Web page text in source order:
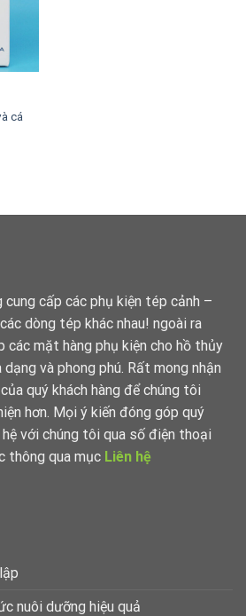
cá
cung cấp các phụ kiện tép cảnh –
dòng tép khác nhau! ngoài ra
các mặt hàng phụ kiện cho hồ thủy
và phong phú. Rất mong nhận
quý khách hàng để chúng tôi
hơn. Mọi ý kiến đóng góp quý
với chúng tôi qua số điện thoại
thông qua mục Liên hệ
nuôi dưỡng hiệu quả